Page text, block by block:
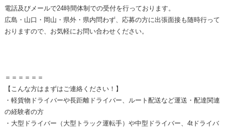
電話及びメールで24時間体制での受付を行っております。
広島・山口・岡山・県外・県内問わず、応募の方に出張面接も随時行って
おりますので、お気軽にお問い合わせください。
＝＝＝＝＝＝
【こんな方はまずはご連絡ください！】
・軽貨物ドライバーや長距離ドライバー、ルート配送など運送・配達関連
の経験者の方
・大型ドライバー（大型トラック運転手）や中型ドライバー、4tドライバ